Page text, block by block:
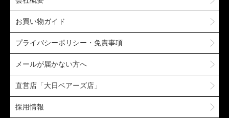
お買い物ガイド
プライバシーポリシー・免責事項
メールが届かない方へ
直営店「大日ベアーズ店」
採用情報